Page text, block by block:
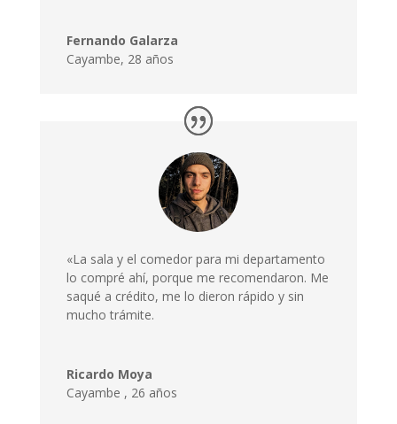
Fernando Galarza
Cayambe, 28 años
«La sala y el comedor para mi departamento
lo compré ahí, porque me recomendaron. Me
saqué a crédito, me lo dieron rápido y sin
mucho trámite.
Ricardo Moya
Cayambe , 26 años